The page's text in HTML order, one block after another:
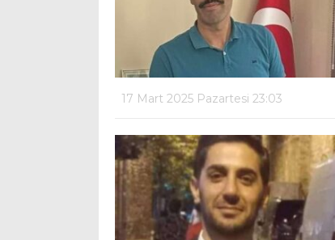
17 Mart 2025 Pazartesi 23:03